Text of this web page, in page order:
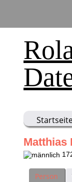
Matthias
Person